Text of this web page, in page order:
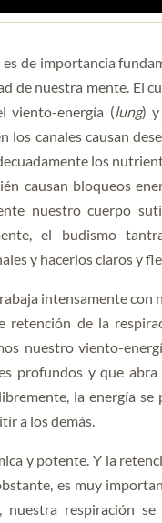
de importancia
de nuestra mente. El
viento-energía (lung) y
los canales causan
los
causan bloqueos
nuestro cuerpo
el budismo
y hacerlos claros y
intensamente con
retención de la
nuestro viento-
profundos y que abra
la energía se
a los demás.
y potente. Y la
es muy
nuestra respiración